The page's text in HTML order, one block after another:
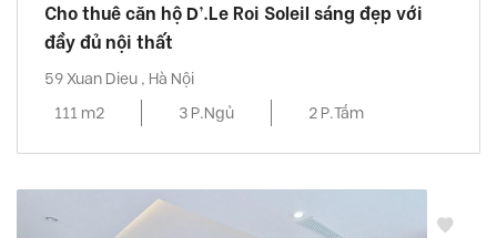
Cho thuê căn hộ D’.Le Roi Soleil sáng đẹp với
đầy đủ nội thất
59 Xuan Dieu , Hà Nội
111 m2
3 P.Ngủ 2 P.Tắm